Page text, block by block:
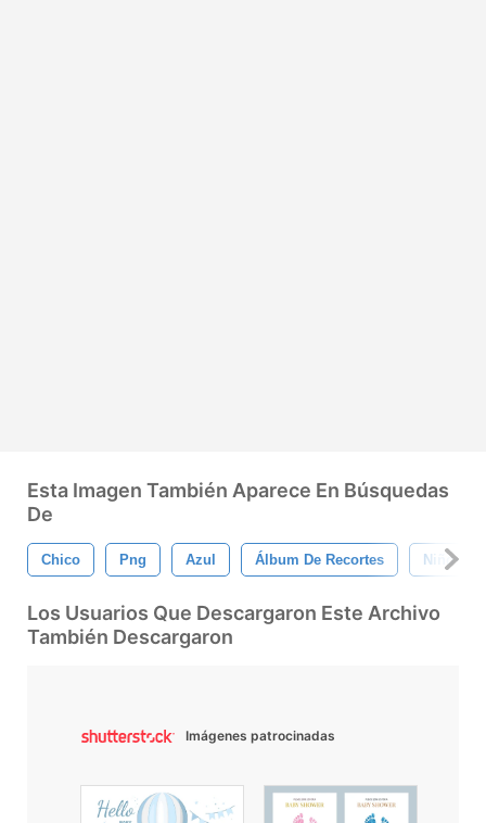
Esta Imagen También Aparece En Búsquedas
De
Chico Png Azul Álbum De Recortes Niños
Los Usuarios Que Descargaron Este Archivo
También Descargaron
Imágenes patrocinadas